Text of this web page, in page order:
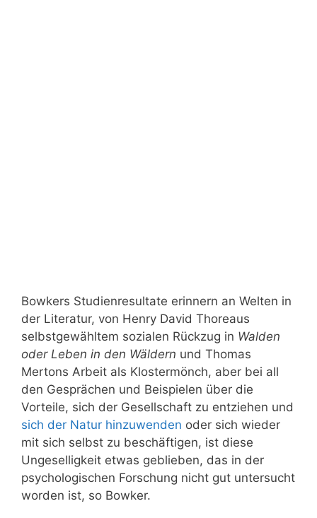
Bowkers Studienresultate erinnern an Welten in
der Literatur, von Henry David Thoreaus
selbstgewähltem sozialen Rückzug in Walden
oder Leben in den Wäldern und Thomas
Mertons Arbeit als Klostermönch, aber bei all
den Gesprächen und Beispielen über die
Vorteile, sich der Gesellschaft zu entziehen und
sich der Natur hinzuwenden oder sich wieder
mit sich selbst zu beschäftigen, ist diese
Ungeselligkeit etwas geblieben, das in der
psychologischen Forschung nicht gut untersucht
worden ist, so Bowker.